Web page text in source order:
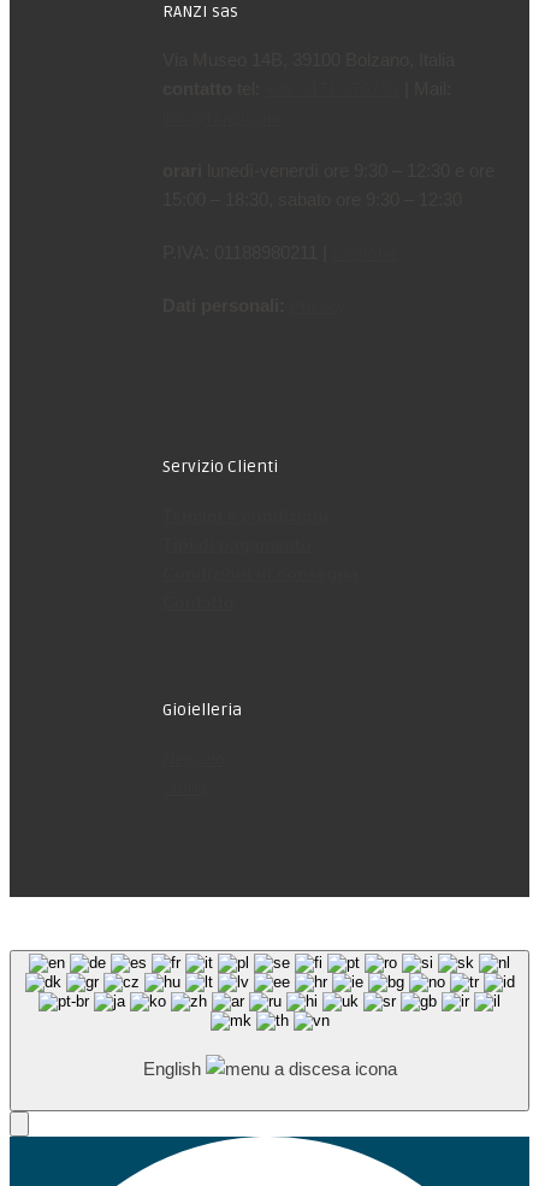
RANZI sas
Servizio Clienti
Gioielleria
English